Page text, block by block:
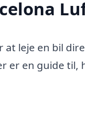
leje en bil
er en guide til,